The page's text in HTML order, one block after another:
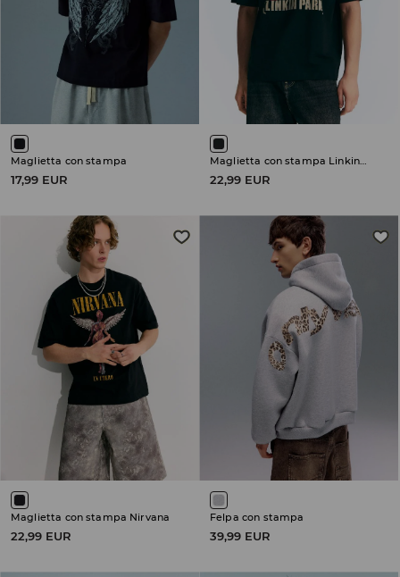
Maglietta con stampa
17,99 EUR
Maglietta con stampa Linkin Park
22,99 EUR
Maglietta con stampa Nirvana
22,99 EUR
Felpa con stampa
39,99 EUR